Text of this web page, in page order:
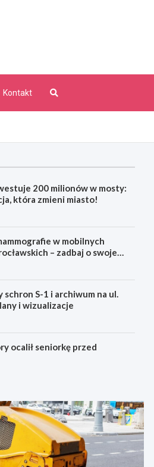
Kontakt
200 milionów w mosty:
która zmieni miasto!
w mobilnych
– zadbaj o swoje
schron S-1 i archiwum na ul.
i wizualizacje
ocalił seniorkę przed